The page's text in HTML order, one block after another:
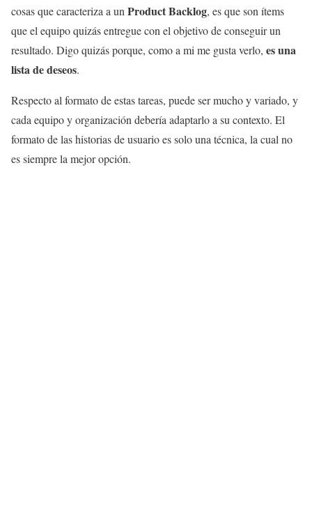
cosas que caracteriza a un Product Backlog, es que son ítems
que el equipo quizás entregue con el objetivo de conseguir un
resultado. Digo quizás porque, como a mi me gusta verlo, es una
lista de deseos.
Respecto al formato de estas tareas, puede ser mucho y variado, y
cada equipo y organización debería adaptarlo a su contexto. El
formato de las historias de usuario es solo una técnica, la cual no
es siempre la mejor opción.